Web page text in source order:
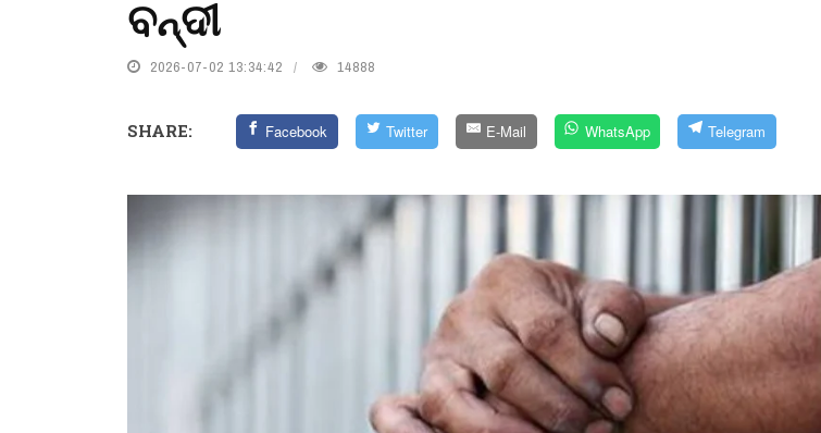
ବନ୍ଦୀ
2026-07-02 13:34:42 14888
SHARE: Facebook Twitter E-Mail WhatsApp Telegram